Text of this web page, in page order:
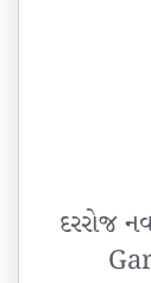
દરરોજ